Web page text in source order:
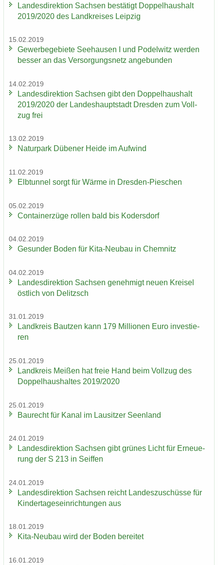
Lan­des­di­rek­ti­on Sach­sen be­stä­tigt Dop­pel­haus­halt
2019/2020 des Land­krei­ses Leip­zig
15.02.2019
Ge­wer­be­ge­bie­te See­hau­sen I und Po­del­witz wer­den
bes­ser an das Ver­sor­gungs­netz an­ge­bun­den
14.02.2019
Lan­des­di­rek­ti­on Sach­sen gibt den Dop­pel­haus­halt
2019/2020 der Lan­des­haupt­stadt Dres­den zum Voll­
zug frei
13.02.2019
Na­tur­park Dü­be­ner Heide im Auf­wind
11.02.2019
Elb­tun­nel sorgt für Wärme in Dresden-​Pieschen
05.02.2019
Con­tai­ner­zü­ge rol­len bald bis Ko­ders­dorf
04.02.2019
Ge­sun­der Boden für Kita-​Neubau in Chem­nitz
04.02.2019
Lan­des­di­rek­ti­on Sach­sen ge­neh­migt neuen Krei­sel
öst­lich von De­litzsch
31.01.2019
Land­kreis Baut­zen kann 179 Mil­lio­nen Euro in­ves­tie­
ren
25.01.2019
Land­kreis Mei­ßen hat freie Hand beim Voll­zug des
Dop­pel­haus­hal­tes 2019/2020
25.01.2019
Bau­recht für Kanal im Lau­sit­zer Se­en­land
24.01.2019
Lan­des­di­rek­ti­on Sach­sen gibt grü­nes Licht für Er­neue­
rung der S 213 in Seif­fen
24.01.2019
Lan­des­di­rek­ti­on Sach­sen reicht Lan­des­zu­schüs­se für
Kin­der­ta­ges­ein­rich­tun­gen aus
18.01.2019
Kita-​Neubau wird der Boden be­rei­tet
16.01.2019